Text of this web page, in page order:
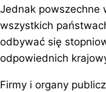
Jednak powszechne
wszystkich
odbywać się
odpowiednich
Firmy i organy